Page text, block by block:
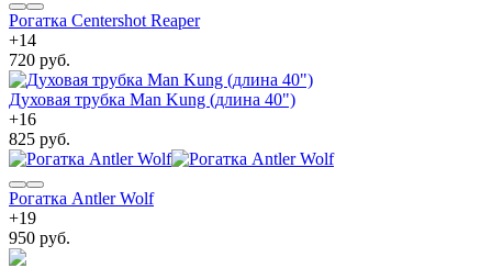
Рогатка Centershot Reaper
+14
720 руб.
Духовая трубка Man Kung (длина 40")
+16
825 руб.
Рогатка Antler Wolf
+19
950 руб.